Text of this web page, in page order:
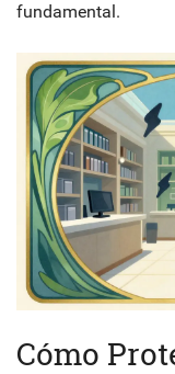
fundamental.
Cómo